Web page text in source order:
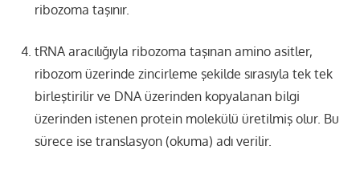
ribozoma taşınır.
tRNA aracılığıyla ribozoma taşınan amino asitler,
ribozom üzerinde zincirleme şekilde sırasıyla tek tek
birleştirilir ve DNA üzerinden kopyalanan bilgi
üzerinden istenen protein molekülü üretilmiş olur. Bu
sürece ise translasyon (okuma) adı verilir.